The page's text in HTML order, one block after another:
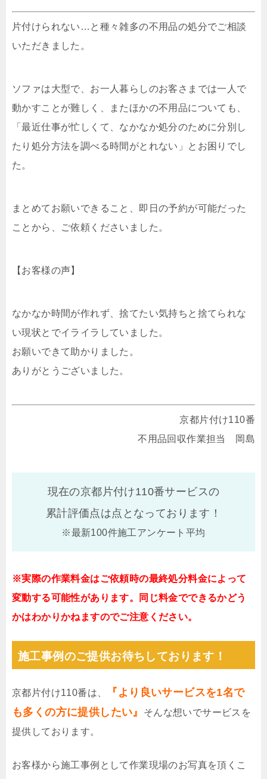
片付けられない…と種々雑多の不用品の処分でご相談
いただきました。
ソファは大型で、お一人暮らしのお客さまでは一人で
動かすことが難しく、またほかの不用品についても、
「最近仕事が忙しくて、なかなか処分のために分別し
たり処分方法を調べる時間がとれない」とお困りでし
た。
まとめてお願いできること、即日の予約が可能だった
ことから、ご依頼くださいました。
【お客様の声】
なかなか時間が作れず、捨てたい気持ちと捨てられな
い現状とでイライラしていました。
お願いできて助かりました。
ありがとうございました。
京都片付け110番
不用品回収作業担当 岡島
現在の京都片付け110番サービスの
累計評価点は点となっております！
※最新100件施工アンケート平均
※実際の作業料金はご依頼時の最終処分料金によって
変動する可能性があります。同じ料金でできるかどう
かはわかりかねますのでご注意ください。
施工事例のご提供お待ちしております！
京都片付け110番は、
『より良いサービスを1名で
も多くの方に提供したい』
そんな想いでサービスを
提供しております。
お客様から施工事例として作業現場のお写真を頂くこ